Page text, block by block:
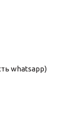
whatsapp)